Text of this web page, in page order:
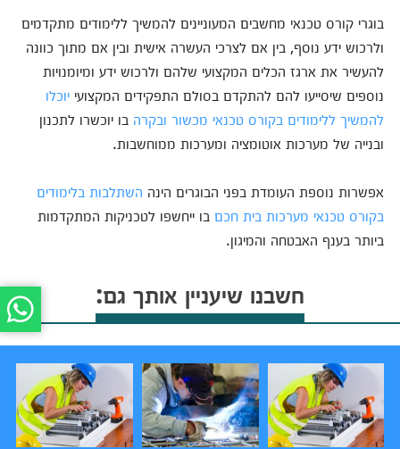
בוגרי קורס טכנאי מחשבים המעוניינים להמשיך ללימודים מתקדמים
ולרכוש ידע נוסף, בין אם לצרכי העשרה אישית ובין אם מתוך כוונה
להעשיר את ארגז הכלים המקצועי שלהם ולרכוש ידע ומיומנויות
נוספים שיסייעו להם להתקדם בסולם התפקידים המקצועי יוכלו
להמשיך ללימודים בקורס טכנאי מכשור ובקרה בו יוכשרו לתכנון
ובנייה של מערכות אוטומציה ומערכות ממוחשבות.
אפשרות נוספת העומדת בפני הבוגרים הינה השתלבות בלימודים
בקורס טכנאי מערכות בית חכםבו ייחשפו לטכניקות המתקדמות
ביותר בענף האבטחה והמיגון.
חשבנו שיעניין אותך גם: